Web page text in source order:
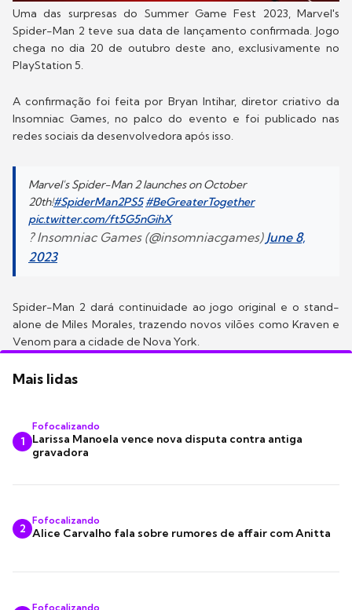
Uma das surpresas do Summer Game Fest 2023, Marvel's
Spider-Man 2 teve sua data de lançamento confirmada. Jogo
chega no dia 20 de outubro deste ano, exclusivamente no
PlayStation 5.
A confirmação foi feita por Bryan Intihar, diretor criativo da
Insomniac Games, no palco do evento e foi publicado nas
redes sociais da desenvolvedora após isso.
Marvel's Spider-Man 2 launches on October
20th!#SpiderMan2PS5 #BeGreaterTogether
pic.twitter.com/ft5G5nGihX
? Insomniac Games (@insomniacgames) June 8,
2023
Spider-Man 2 dará continuidade ao jogo original e o stand-
alone de Miles Morales, trazendo novos vilões como Kraven e
Venom para a cidade de Nova York.
Mais lidas
1
Fofocalizando
Larissa Manoela vence nova disputa contra antiga
gravadora
2
Fofocalizando
Alice Carvalho fala sobre rumores de affair com Anitta
Fofocalizando